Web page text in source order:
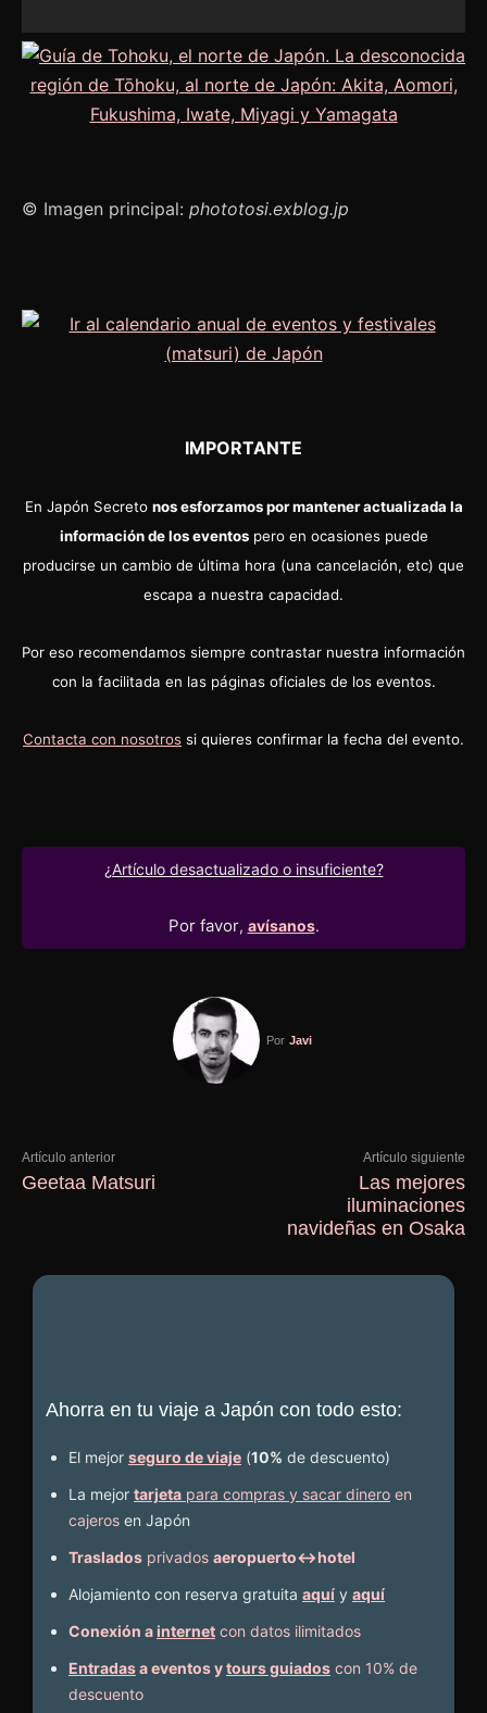
© Imagen principal: phototosi.exblog.jp
IMPORTANTE
En Japón Secreto nos esforzamos por mantener actualizada la
información de los eventospero en ocasiones puede
producirse un cambio de última hora (una cancelación, etc) que
escapa a nuestra capacidad.
Por eso recomendamos siempre contrastar nuestra información
con la facilitada en las páginas oficiales de los eventos.
Contacta con nosotros si quieres confirmar la fecha del evento.
¿Artículo desactualizado o insuficiente?
Por favor, avísanos.
Por Javi
Artículo anterior
Geetaa Matsuri
Artículo siguiente
Las mejores
iluminaciones
navideñas en Osaka
Ahorra en tu viaje a Japón con todo esto:
El mejor seguro de viaje (10% de descuento)
La mejor tarjeta para compras y sacar dinero en
cajeros en Japón
Traslados privados aeropuerto↔hotel
Alojamiento con reserva gratuita aquí y aquí
Conexión ainternet con datos ilimitados
Entradasa eventos ytours guiados con 10% de
descuento